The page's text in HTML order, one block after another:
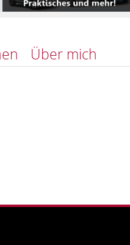
Über mich